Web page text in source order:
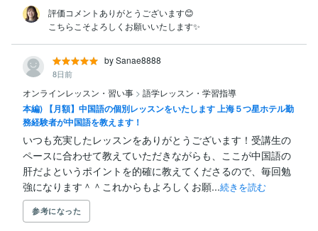
評価コメントありがとうございます😊
こちらこそよろしくお願いいたします✨️
by Sanae8888
8日前
オンラインレッスン・習い事 > 語学レッスン・学習指導
本編) 【月額】中国語の個別レッスンをいたします 上海５つ星ホテル勤
務経験者が中国語を教えます！
いつも充実したレッスンをありがとうございます！受講生の
ペースに合わせて教えていただきながらも、ここが中国語の
肝だよというポイントを的確に教えてくださるので、毎回勉
強になります＾＾これからもよろしくお願...続きを読む
参考になった